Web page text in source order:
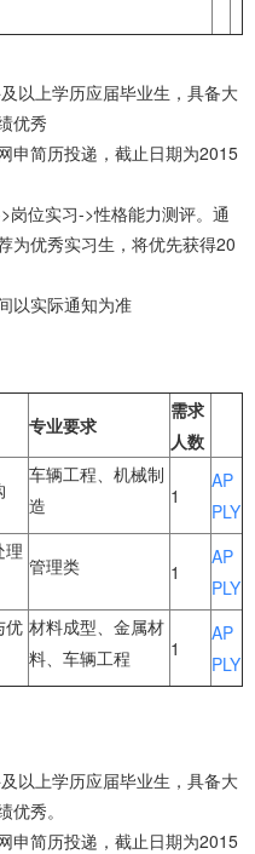
以上学历应届毕业生，具备大
优秀
申简历投递，截止日期为2015
岗位实习->性格能力测评。通
为优秀实习生，将优先获得20
以实际通知为准
专业要求
需求
人数
车辆工程、机械制
造
1
AP
PLY
理
管理类 1
AP
PLY
优 材料成型、金属材
料、车辆工程
1
AP
PLY
以上学历应届毕业生，具备大
秀。
申简历投递，截止日期为2015